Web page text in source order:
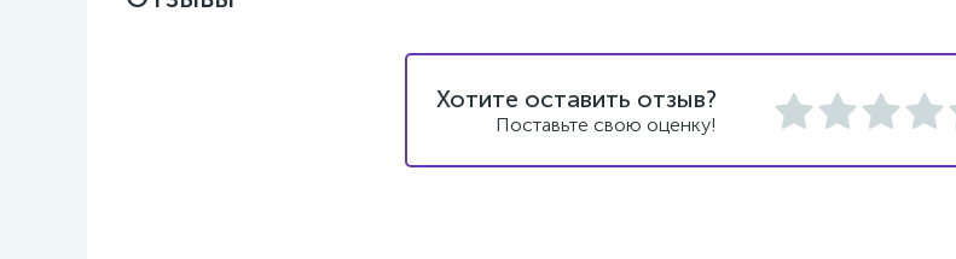
Хотите оставить отзыв?
Поставьте свою оценку!